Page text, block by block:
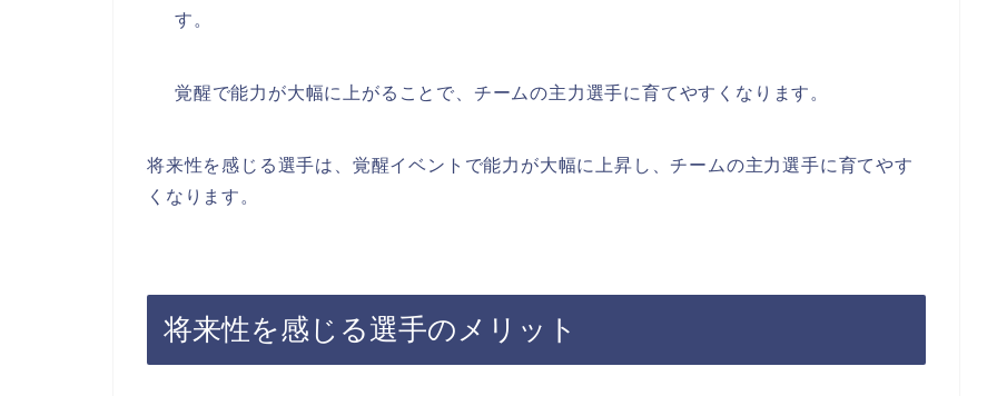
す。
覚醒で能力が大幅に上がることで、チームの主力選手に育てやすくなります。
将来性を感じる選手は、覚醒イベントで能力が大幅に上昇し、チームの主力選手に育てやす
くなります。
将来性を感じる選手のメリット